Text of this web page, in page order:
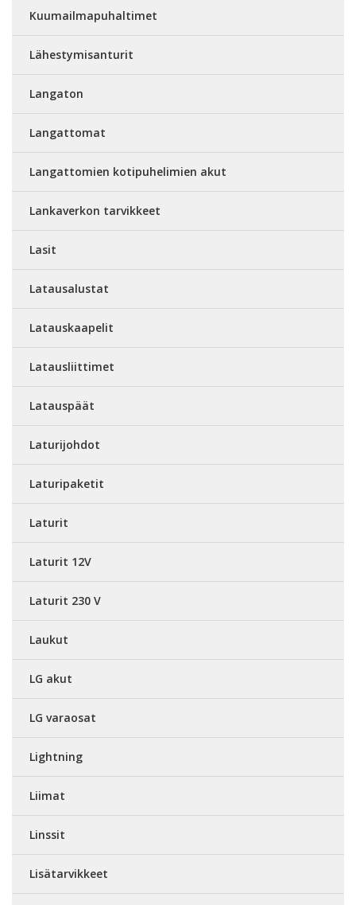
Kuumailmapuhaltimet
Lähestymisanturit
Langaton
Langattomat
Langattomien kotipuhelimien akut
Lankaverkon tarvikkeet
Lasit
Latausalustat
Latauskaapelit
Latausliittimet
Latauspäät
Laturijohdot
Laturipaketit
Laturit
Laturit 12V
Laturit 230 V
Laukut
LG akut
LG varaosat
Lightning
Liimat
Linssit
Lisätarvikkeet